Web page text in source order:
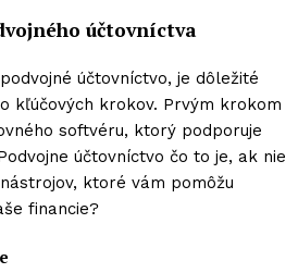
účtovníctva
účtovníctvo, je dôležité
kľúčových krokov. Prvým krokom
softvéru, ktorý podporuje
účtovníctvo čo to je, ak nie
ktoré vám pomôžu
financie?